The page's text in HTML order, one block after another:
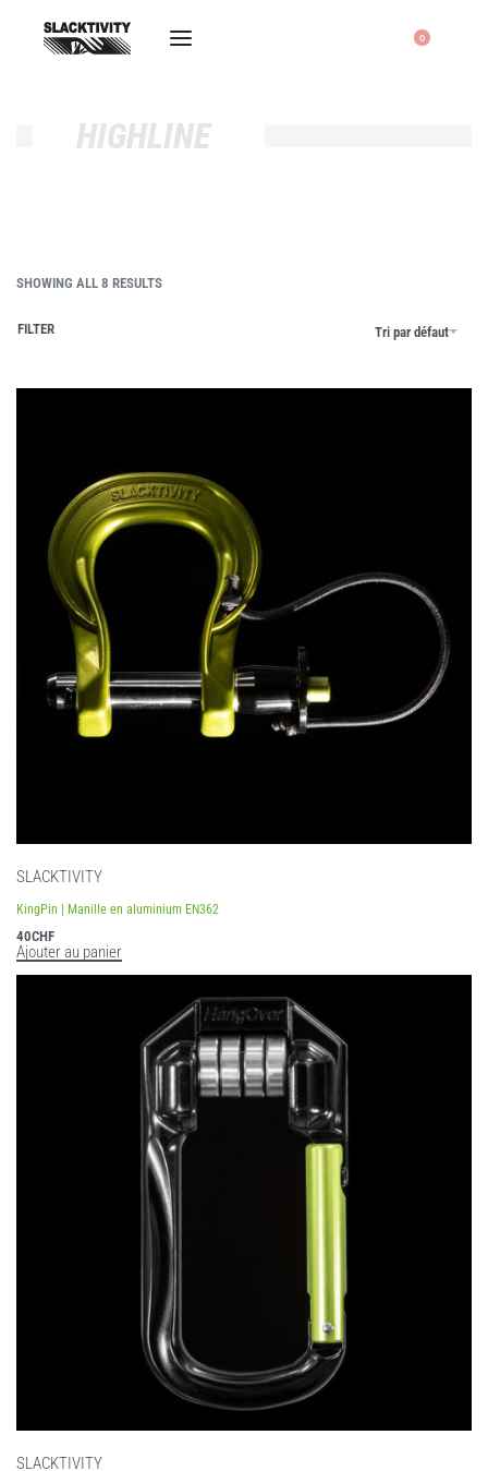
0
HIGHLINE
SHOWING ALL 8 RESULTS
Tri par défaut
FILTER
SLACKTIVITY
KingPin | Manille en aluminium EN362
40CHF
Ajouter au panier
SLACKTIVITY